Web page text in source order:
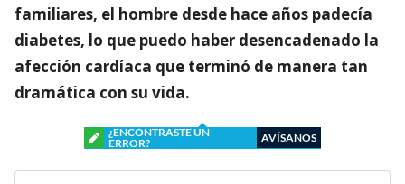
familiares, el hombre desde hace años padecía
diabetes, lo que puedo haber desencadenado la
afección cardíaca que terminó de manera tan
dramática con su vida.
¿ENCONTRASTE UN
ERROR?
AVÍSANOS